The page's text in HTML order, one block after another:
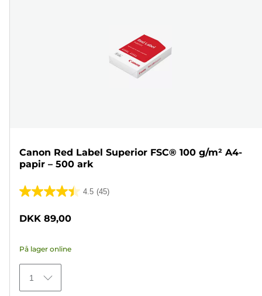
Canon Red Label Superior FSC® 100 g/m² A4-
papir – 500 ark
4.5 (45)
4.5
af
stjerner.
45
anmeldelser
DKK 89,00
På lager online
1